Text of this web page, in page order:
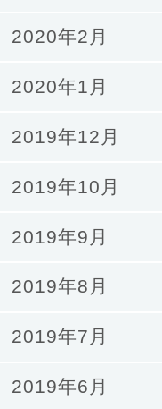
2020年2月
2020年1月
2019年12月
2019年10月
2019年9月
2019年8月
2019年7月
2019年6月